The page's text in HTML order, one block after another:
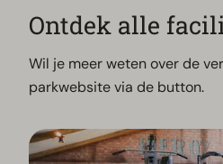
Ontdek alle
Wil je meer weten over de
parkwebsite via de button.